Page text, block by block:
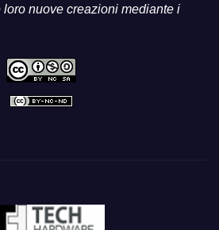
nuove creazioni mediante i